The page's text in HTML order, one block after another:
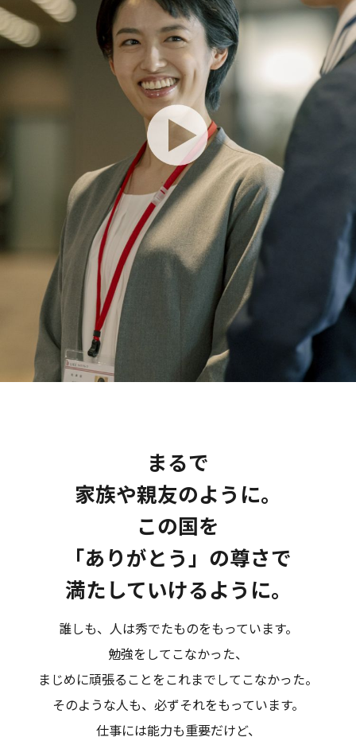
まるで
家族や親友のように。
この国を
「ありがとう」の尊さで
満たしていけるように。
誰しも、人は秀でたものをもっています。
勉強をしてこなかった、
まじめに頑張ることをこれまでしてこなかった。
そのような人も、必ずそれをもっています。
仕事には能力も重要だけど、